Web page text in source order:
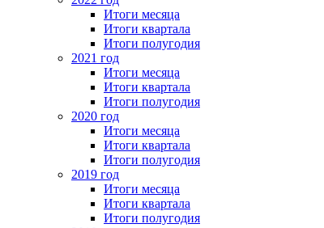
Итоги месяца
Итоги квартала
Итоги полугодия
2021 год
Итоги месяца
Итоги квартала
Итоги полугодия
2020 год
Итоги месяца
Итоги квартала
Итоги полугодия
2019 год
Итоги месяца
Итоги квартала
Итоги полугодия